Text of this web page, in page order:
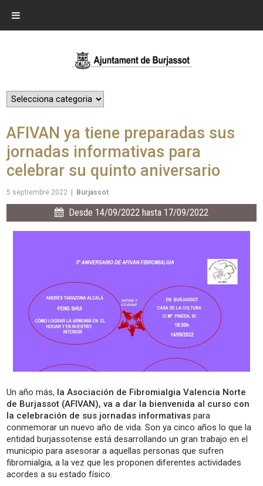
AFIVAN ya tiene preparadas sus
jornadas informativas para
celebrar su quinto aniversario
5 septiembre 2022 Burjassot
Desde 14/09/2022 hasta 17/09/2022
Un año más, la Asociación de Fibromialgia Valencia Norte
de Burjassot (AFIVAN), va a dar la bienvenida al curso con
la celebración de sus jornadas informativas para
conmemorar un nuevo año de vida. Son ya cinco años lo que la
entidad burjassotense está desarrollando un gran trabajo en el
municipio para asesorar a aquellas personas que sufren
fibromialgia, a la vez que les proponen diferentes actividades
acordes a su estado físico.